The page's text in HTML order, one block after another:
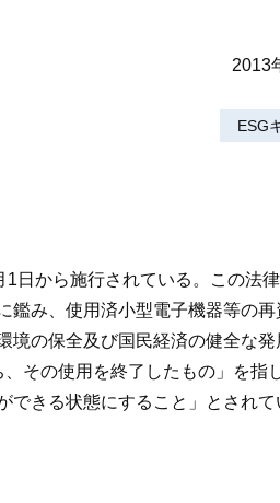
2013
ESG
1日から施行されている。この法
鑑み、使用済小型電子機器等の再
境の保全及び国民経済の健全な発
その使用を終了したもの」を指
できる状態にすること」とされて